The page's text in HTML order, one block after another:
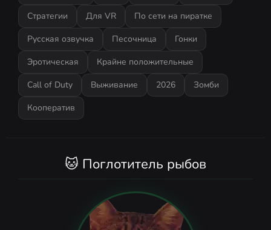
Стратегии
Для VR
По сети на пиратке
Русская озвучка
Песочница
Гонки
Эротическая
Крайне положительные
Call of Duty
Выживание 2026
Зомби
Кооператив
🐱 Поглотитель рыбов